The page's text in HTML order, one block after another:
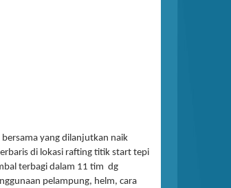
yang dilanjutkan naik
di lokasi rafting titik start tepi
terbagi dalam 11 tim dg
pelampung, helm, cara